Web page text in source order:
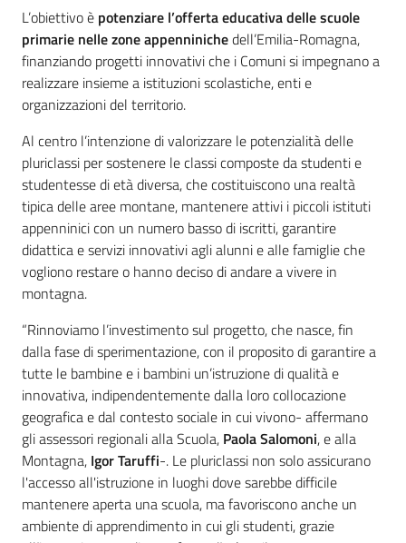
L’obiettivo è potenziare l’offerta educativa delle scuole
primarie nelle zone appenninichedell’Emilia-Romagna,
finanziando progetti innovativi che i Comuni si impegnano a
realizzare insieme a istituzioni scolastiche, enti e
organizzazioni del territorio.
Al centro l’intenzione di valorizzare le potenzialità delle
pluriclassi per sostenere le classi composte da studenti e
studentesse di età diversa, che costituiscono una realtà
tipica delle aree montane, mantenere attivi i piccoli istituti
appenninici con un numero basso di iscritti, garantire
didattica e servizi innovativi agli alunni e alle famiglie che
vogliono restare o hanno deciso di andare a vivere in
montagna.
“Rinnoviamo l’investimento sul progetto, che nasce, fin
dalla fase di sperimentazione, con il proposito di garantire a
tutte le bambine e i bambini un’istruzione di qualità e
innovativa, indipendentemente dalla loro collocazione
geografica e dal contesto sociale in cui vivono- affermano
gli assessori regionali alla Scuola, Paola Salomoni, e alla
Montagna, Igor Taruffi-. Le pluriclassi non solo assicurano
l'accesso all'istruzione in luoghi dove sarebbe difficile
mantenere aperta una scuola, ma favoriscono anche un
ambiente di apprendimento in cui gli studenti, grazie